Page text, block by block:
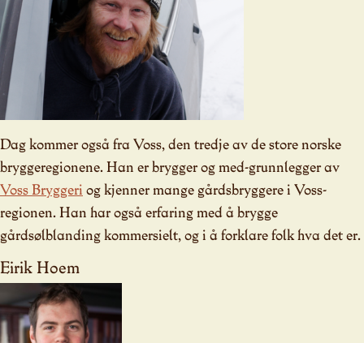
Dag kommer også fra Voss, den tredje av de store norske
bryggeregionene. Han er brygger og med-grunnlegger av
Voss Bryggeri og kjenner mange gårdsbryggere i Voss-
regionen. Han har også erfaring med å brygge
gårdsølblanding kommersielt, og i å forklare folk hva det er.
Eirik Hoem